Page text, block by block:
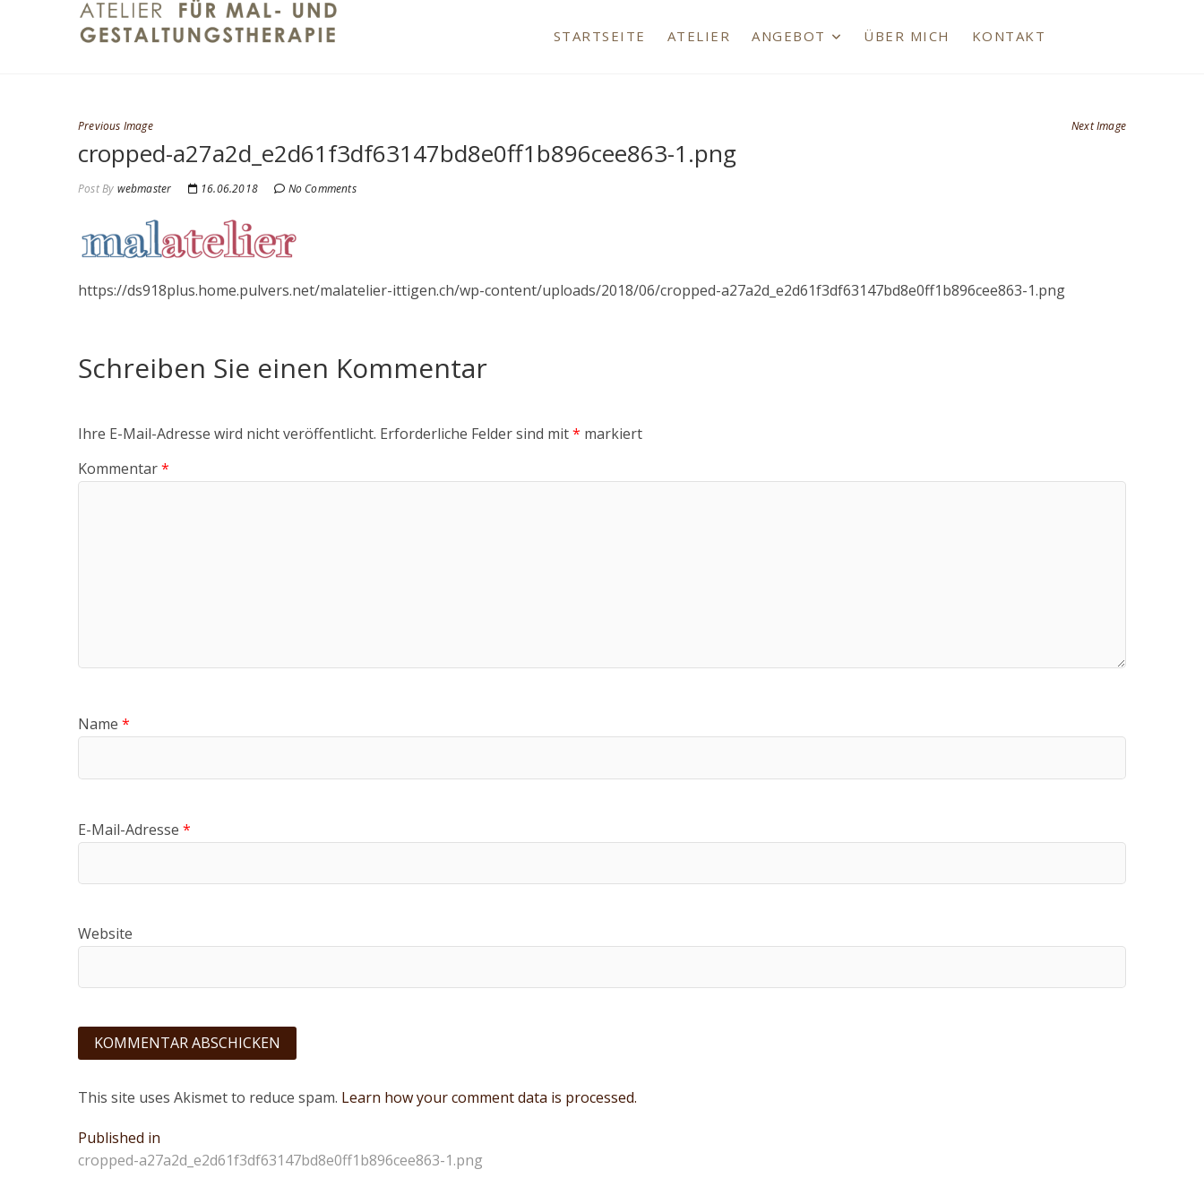
malatelier-ittigen.ch
STARTSEITE ATELIER ANGEBOT ÜBER MICH KONTAKT
Previous Image Next Image
cropped-a27a2d_e2d61f3df63147bd8e0ff1b896cee863-1.png
Post By webmaster 16.06.2018 No Comments
https://ds918plus.home.pulvers.net/malatelier-ittigen.ch/wp-content/uploads/2018/06/cropped-a27a2d_e2d61f3df63147bd8e0ff1b896cee863-1.png
Schreiben Sie einen Kommentar
Ihre E-Mail-Adresse wird nicht veröffentlicht. Erforderliche Felder sind mit* markiert
Kommentar*
Name *
E-Mail-Adresse *
Website
This site uses Akismet to reduce spam. Learn how your comment data is processed.
Beitragsnavigation
Published in
cropped-a27a2d_e2d61f3df63147bd8e0ff1b896cee863-1.png